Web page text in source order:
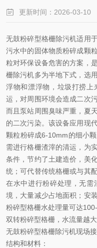
更新时间：2026-03-10
无鼓粉碎型格栅除污机适用
污水中的固体物质粉碎成颗
粒对环保设备危害的方案，
栅除污机多为半地下式，选
浮物和漂浮物，垃圾打捞
运，对周围环境会造成二次
而且泵站周围臭味严重，夏
的二次污染。该设备应用现
颗粒粉碎成6-10mm的细小
需进行格栅渣滓的清运，为
条件，节约了土建造价，美
统；可代替传统格栅或与其
在水中进行粉碎处理，无
境，大量减少占地面积；安
粉碎型格栅水处理量可达
双转粉碎型格栅，水流量越大
无鼓粉碎型格栅除污机现场
结构和材料：